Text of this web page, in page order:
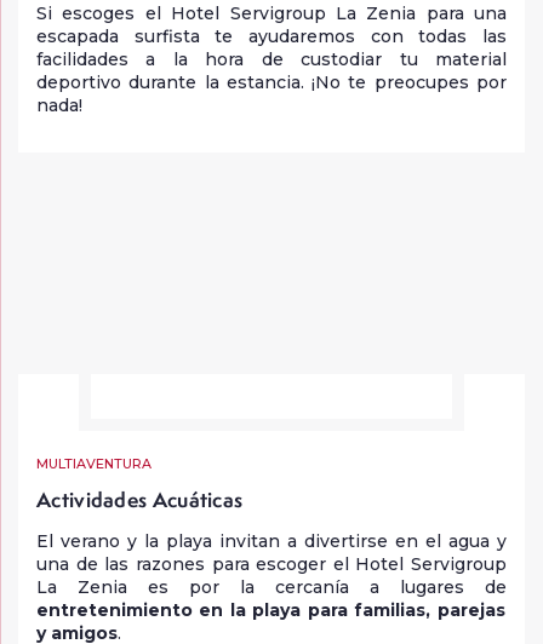
Si escoges el Hotel Servigroup La Zenia para una
escapada surfista te ayudaremos con todas las
facilidades a la hora de custodiar tu material
deportivo durante la estancia. ¡No te preocupes por
nada!
MULTIAVENTURA
Actividades Acuáticas
El verano y la playa invitan a divertirse en el agua y
una de las razones para escoger el Hotel Servigroup
La Zenia es por la cercanía a lugares de
entretenimiento en la playa para familias, parejas
y amigos.